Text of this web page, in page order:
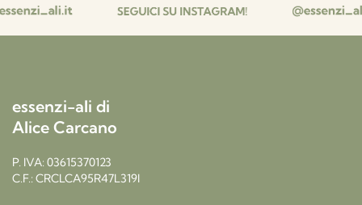
essenzi-ali di
Alice Carcano
P. IVA: 03615370123
C.F.: CRCLCA95R47L319I